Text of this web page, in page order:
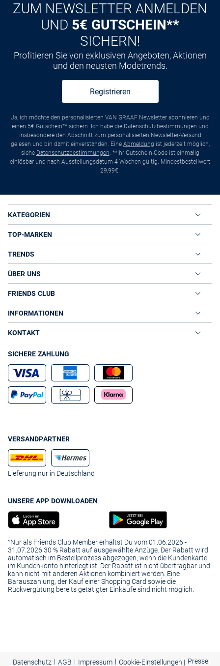
ZUM NEWSLETTER ANMELDEN
UND 5€ GUTSCHEIN**
SICHERN!
Profitieren Sie von exklusiven Angeboten, Aktionen
und den neusten Modetrends.
Registrieren
Ja, ich möchte den personalisierten VAN GRAAF Newsletter abonnieren und
einen 5€ Gutschein** sichern. Ich habe die Datenschutzbestimmungen und
insbesondere den Abschnitt zum personalisierten Newsletter-Versand
gelesen und bin damit einverstanden. Eine Abmeldung ist jederzeit möglich,
siehe Datenschutzbestimmungen. **Ihr Gutschein-Code ist einmalig
einlösbar und nach Ausstellungsdatum 4 Wochen gültig. Mindestbestellwert
29,99€.
KATEGORIEN
TOP-MARKEN
TRENDS
ÜBER UNS
FRIENDS CLUB
INFORMATIONEN
KONTAKT
SICHERE ZAHLUNG
VERSANDPARTNER
Lieferung nur in Deutschland
UNSERE APP DOWNLOADEN
¹Nur als Friends Club Member erhältst Du vom 01.06.2026 -
31.07.2026 30 % Rabatt auf ausgewählte Anzüge. Der Rabatt wird
automatisch im Bestellprozess abgezogen, wenn die Kundenkarte
im Kundenkonto hinterlegt ist. Der Rabatt ist nicht übertragbar und
kann nicht mit anderen Aktionen kombiniert werden. Eine
Barauszahlung, der Kauf einer Shopping Card sowie die
Rückvergütung bereits getätigter Einkäufe sind nicht möglich.
Datenschutz | AGB | Impressum | Cookie-Einstellungen | Presse|